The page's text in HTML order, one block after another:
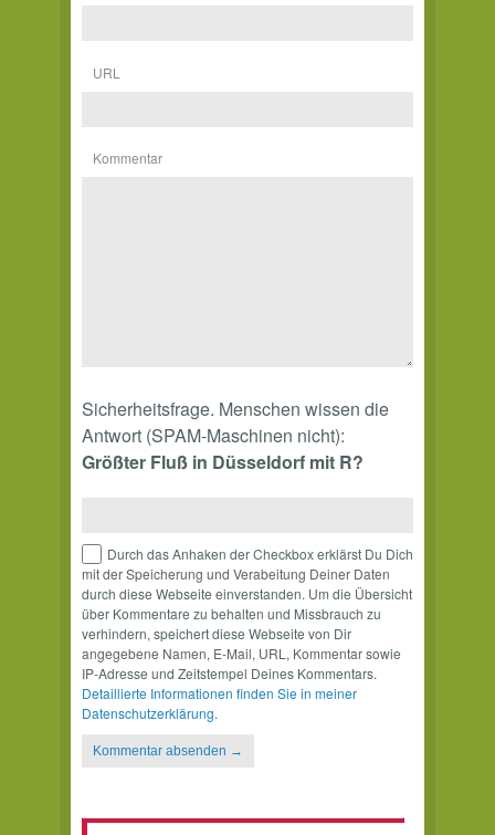
URL
Kommentar
Sicherheitsfrage. Menschen wissen die
Antwort (SPAM-Maschinen nicht):
Größter Fluß in Düsseldorf mit R?
Durch das Anhaken der Checkbox erklärst Du Dich
mit der Speicherung und Verabeitung Deiner Daten
durch diese Webseite einverstanden. Um die Übersicht
über Kommentare zu behalten und Missbrauch zu
verhindern, speichert diese Webseite von Dir
angegebene Namen, E-Mail, URL, Kommentar sowie
IP-Adresse und Zeitstempel Deines Kommentars.
Detaillierte Informationen finden Sie in meiner
Datenschutzerklärung.